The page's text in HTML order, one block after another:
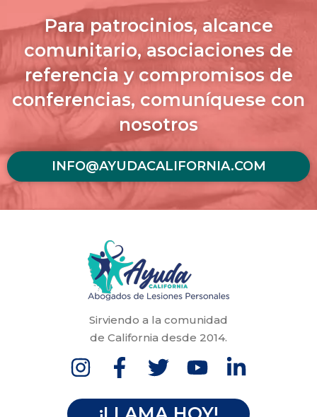
Para patrocinios, alcance
comunitario, asociaciones de
referencia y compromisos de
conferencias, comuníquese con
nosotros
INFO@AYUDACALIFORNIA.COM
Sirviendo a la comunidad
de California desde 2014.